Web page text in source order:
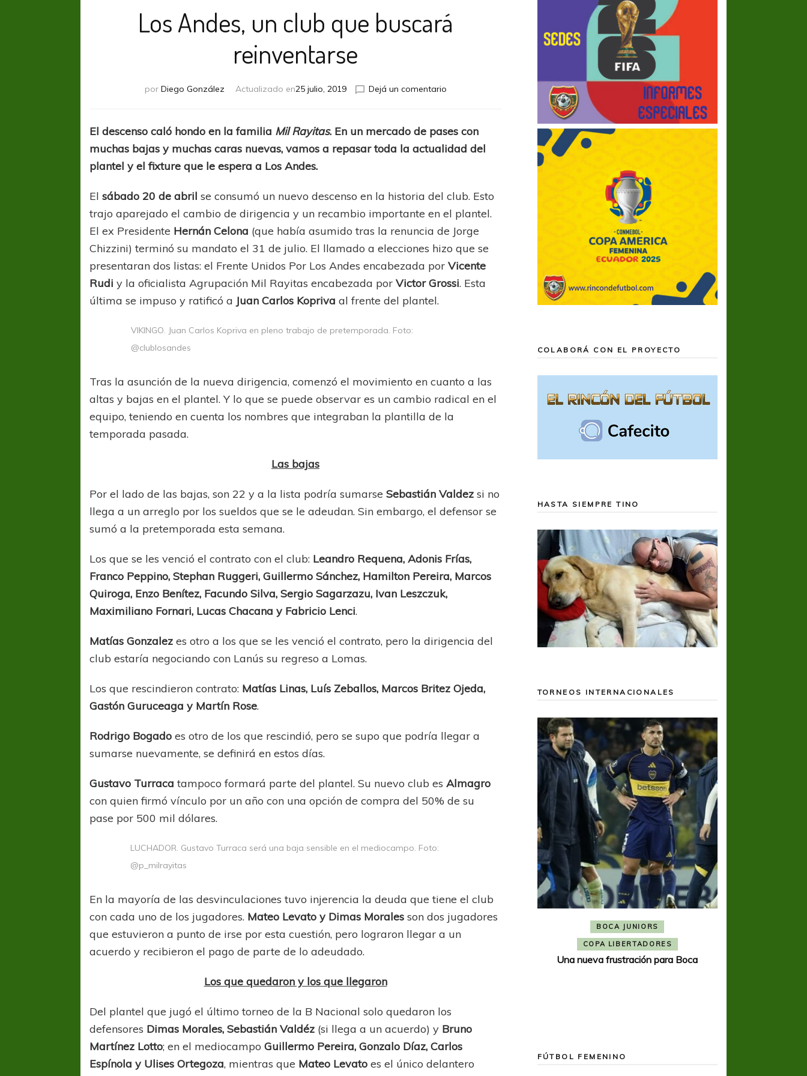
Los Andes, un club que buscará
reinventarse
por Diego González Actualizado en25 julio, 2019 Dejá un comentarioen
club
que
El descenso caló hondo en la familia Mil Rayitas. En un mercado de pases con
muchas bajas y muchas caras nuevas, vamos a repasar toda la actualidad del
plantel y el fixture que le espera a Los Andes.
Elsábado 20 de abril se consumó un nuevo descenso en la historia del club. Esto
trajo aparejado el cambio de dirigencia y un recambio importante en el plantel.
El ex Presidente Hernán Celona (que había asumido tras la renuncia de Jorge
Chizzini) terminó su mandato el 31 de julio. El llamado a elecciones hizo que se
presentaran dos listas: el Frente Unidos Por Los Andes encabezada porVicente
Rudi y la oficialista Agrupación Mil Rayitas encabezada porVictor Grossi. Esta
última se impuso y ratificó a Juan Carlos Kopriva al frente del plantel.
VIKINGO. Juan Carlos Kopriva en pleno trabajo de pretemporada. Foto:
@clublosandes
Tras la asunción de la nueva dirigencia, comenzó el movimiento en cuanto a las
altas y bajas en el plantel. Y lo que se puede observar es un cambio radical en el
equipo, teniendo en cuenta los nombres que integraban la plantilla de la
temporada pasada.
Las bajas
Por el lado de las bajas, son 22 y a la lista podría sumarseSebastián Valdez si no
llega a un arreglo por los sueldos que se le adeudan. Sin embargo, el defensor se
sumó a la pretemporada esta semana.
Los que se les venció el contrato con el club: Leandro Requena, Adonis Frías,
Franco Peppino, Stephan Ruggeri, Guillermo Sánchez, Hamilton Pereira, Marcos
Quiroga, Enzo Benítez, Facundo Silva, Sergio Sagarzazu, Ivan Leszczuk,
Maximiliano Fornari, Lucas Chacana y Fabricio Lenci.
Matías Gonzalezes otro a los que se les venció el contrato, pero la dirigencia del
club estaría negociando con Lanús su regreso a Lomas.
Los que rescindieron contrato: Matías Linas, Luís Zeballos, Marcos Britez Ojeda,
Gastón Guruceaga y Martín Rose.
Rodrigo Bogado es otro de los que rescindió, pero se supo que podría llegar a
sumarse nuevamente, se definirá en estos días.
Gustavo Turraca tampoco formará parte del plantel. Su nuevo club esAlmagro
con quien firmó vínculo por un año con una opción de compra del 50% de su
pase por 500 mil dólares.
LUCHADOR. Gustavo Turraca será una baja sensible en el mediocampo. Foto:
@p_milrayitas
En la mayoría de las desvinculaciones tuvo injerencia la deuda que tiene el club
con cada uno de los jugadores. Mateo Levato y Dimas Morales son dos jugadores
que estuvieron a punto de irse por esta cuestión, pero lograron llegar a un
acuerdo y recibieron el pago de parte de lo adeudado.
Los que quedaron y los que llegaron
Del plantel que jugó el último torneo de la B Nacional solo quedaron los
defensores Dimas Morales, Sebastián Valdéz (si llega a un acuerdo) y Bruno
Martínez Lotto; en el mediocampoGuillermo Pereira, Gonzalo Díaz, Carlos
Espínola y Ulises Ortegoza, mientras que Mateo Levato es el único delantero
COLABORÁ CON EL PROYECTO
HASTA SIEMPRE TINO
TORNEOS INTERNACIONALES
Octavos de Final
Sur Defendido PSG celebró el bicampeonato
BOCA JUNIORS
COPA LIBERTADORES
Una nueva frustración para Boca
FÚTBOL FEMENINO